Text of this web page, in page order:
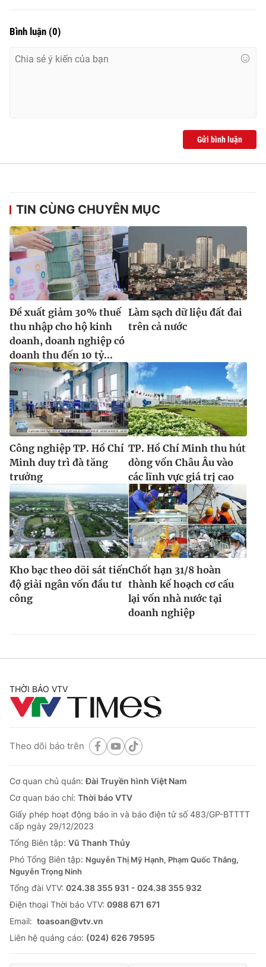
Bình luận (0)
Gửi bình luận
TIN CÙNG CHUYÊN MỤC
Đề xuất giảm 30% thuế
thu nhập cho hộ kinh
doanh, doanh nghiệp có
doanh thu đến 10 tỷ...
Làm sạch dữ liệu đất đai
trên cả nước
Công nghiệp TP. Hồ Chí
Minh duy trì đà tăng
trưởng
TP. Hồ Chí Minh thu hút
dòng vốn Châu Âu vào
các lĩnh vực giá trị cao
Kho bạc theo dõi sát tiến
độ giải ngân vốn đầu tư
công
Chốt hạn 31/8 hoàn
thành kế hoạch cơ cấu
lại vốn nhà nước tại
doanh nghiệp
THỜI BÁO VTV
Theo dõi báo trên
Cơ quan chủ quản:Đài Truyền hình Việt Nam
Cơ quan báo chí: Thời báo VTV
Giấy phép hoạt động báo in và báo điện tử số 483/GP-BTTTT
cấp ngày 29/12/2023
Tổng Biên tập: Vũ Thanh Thủy
Phó Tổng Biên tập: Nguyễn Thị Mỹ Hạnh, Phạm Quốc Thắng,
Nguyễn Trọng Ninh
Tổng đài VTV: 024.38 355 931 - 024.38 355 932
Ðiện thoại Thời báo VTV: 0988 671 671
Email: toasoan@vtv.vn
Liên hệ quảng cáo: (024) 626 79595